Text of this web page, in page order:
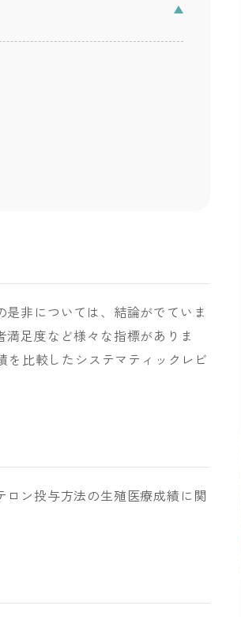
非については、結論がでていま
足度など様々な指標がありま
を比較したシステマティックレビ
ン投与方法の生殖医療成績に関